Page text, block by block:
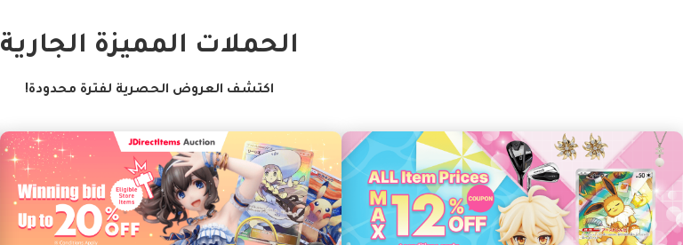
الحملات المميزة الجارية
اكتشف العروض الحصرية لفترة محدودة!